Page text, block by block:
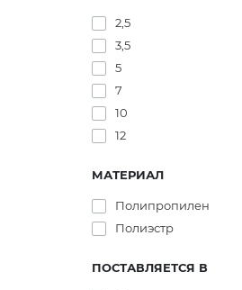
2,5
3,5
5
7
10
12
МАТЕРИАЛ
Полипропилен
Полиэстр
ПОСТАВЛЯЕТСЯ В